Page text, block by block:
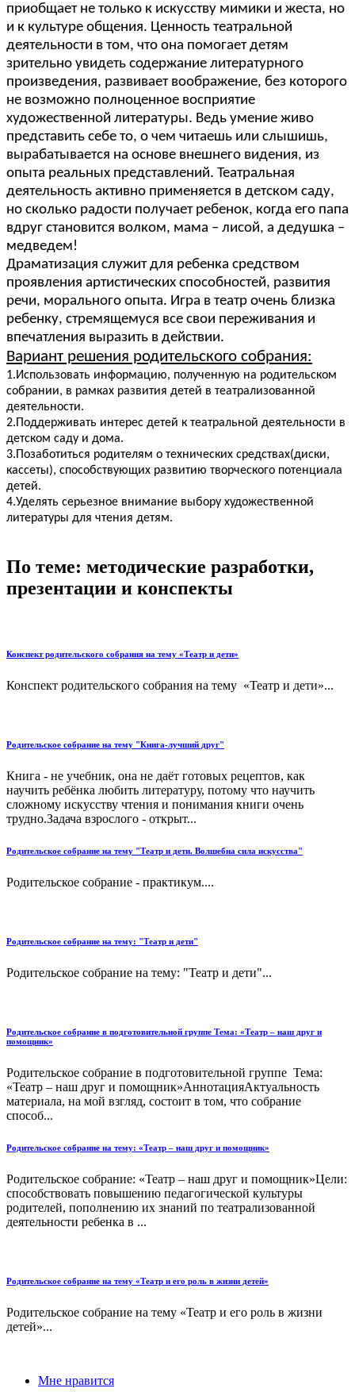
приобщает не только к искусству мимики и жеста, но
и к культуре общения. Ценность театральной
деятельности в том, что она помогает детям
зрительно увидеть содержание литературного
произведения, развивает воображение, без которого
не возможно полноценное восприятие
художественной литературы. Ведь умение живо
представить себе то, о чем читаешь или слышишь,
вырабатывается на основе внешнего видения, из
опыта реальных представлений. Театральная
деятельность активно применяется в детском саду,
но сколько радости получает ребенок, когда его папа
вдруг становится волком, мама – лисой, а дедушка –
медведем!
Драматизация служит для ребенка средством
проявления артистических способностей, развития
речи, морального опыта. Игра в театр очень близка
ребенку, стремящемуся все свои переживания и
впечатления выразить в действии.
Вариант решения родительского собрания:
1.Использовать информацию, полученную на родительском
собрании, в рамках развития детей в театрализованной
деятельности.
2.Поддерживать интерес детей к театральной деятельности в
детском саду и дома.
3.Позаботиться родителям о технических средствах(диски,
кассеты), способствующих развитию творческого потенциала
детей.
4.Уделять серьезное внимание выбору художественной
литературы для чтения детям.
По теме: методические разработки,
презентации и конспекты
Конспект родительского собрания на тему «Театр и дети»
Конспект родительского собрания на тему «Театр и дети»...
Родительское собрание на тему "Книга-лучший друг"
Книга - не учебник, она не даёт готовых рецептов, как
научить ребёнка любить литературу, потому что научить
сложному искусству чтения и понимания книги очень
трудно.Задача взрослого - открыт...
Родительское собрание на тему "Театр и дети. Волшебна сила искусства"
Родительское собрание - практикум....
Родительское собрание на тему: "Театр и дети"
Родительское собрание на тему: "Театр и дети"...
Родительское собрание в подготовительной группе Тема: «Театр – наш друг и
помощник»
Родительское собрание в подготовительной группе Тема:
«Театр – наш друг и помощник»АннотацияАктуальность
материала, на мой взгляд, состоит в том, что собрание
способ...
Родительское собрание на тему: «Театр – наш друг и помощник»
Родительское собрание: «Театр – наш друг и помощник»Цели:
способствовать повышению педагогической культуры
родителей, пополнению их знаний по театрализованной
деятельности ребенка в ...
Родительское собрание на тему «Театр и его роль в жизни детей»
Родительское собрание на тему «Театр и его роль в жизни
детей»...
Мне нравится